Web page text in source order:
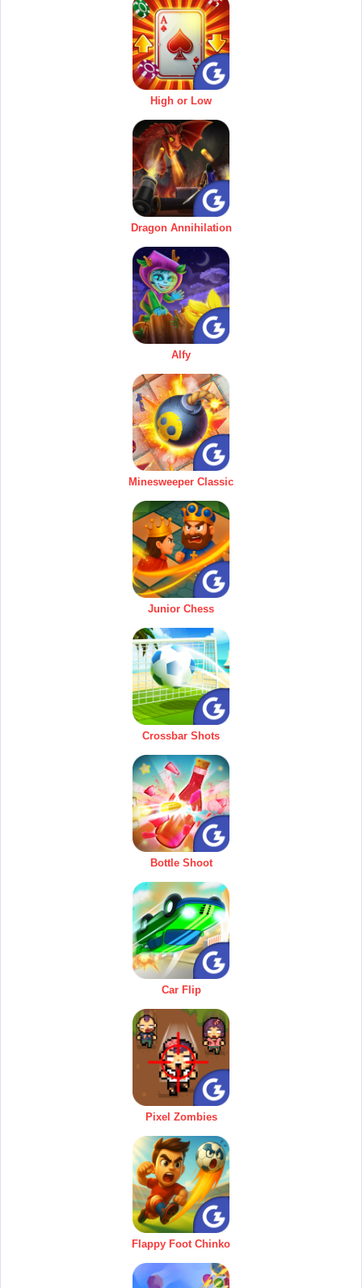
High or Low
Dragon Annihilation
Alfy
Minesweeper Classic
Junior Chess
Crossbar Shots
Bottle Shoot
Car Flip
Pixel Zombies
Flappy Foot Chinko